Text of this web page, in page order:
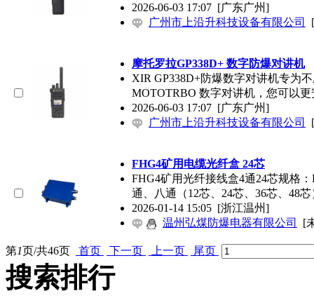
2026-06-03 17:07 [广东广州]
广州市上沿升科技设备有限公司
摩托罗拉GP338D+ 数字防爆对讲机
XIR GP338D+防爆数字对讲机专为
MOTOTRBO 数字对讲机，您可以
2026-06-03 17:07 [广东广州]
广州市上沿升科技设备有限公司
FHG4矿用电缆光纤盒 24芯
FHG4矿用光纤接线盒4通24芯规格
通、八通（12芯、24芯、36芯、48
2026-01-14 15:05 [浙江温州]
温州弘煤防爆电器有限公司
[
第1页/共46页 首页 下一页 上一页 尾页
搜索排行